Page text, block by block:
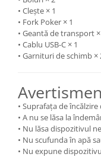
• Clește × 1
• Fork Poker × 1
• Geantă de transport ×
• Cablu USB-C × 1
• Garnituri de schimb ×
• Suprafața de
• A nu se lăsa la
• Nu lăsa dispozitivul
• Nu scufunda în apă
• Nu expune